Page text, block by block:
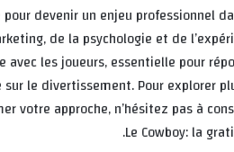
devenir un enjeu professionnel
de la psychologie et de
les joueurs, essentielle pour
le divertissement. Pour explorer
votre approche, n’hésitez pas à
Le Cowboy: la